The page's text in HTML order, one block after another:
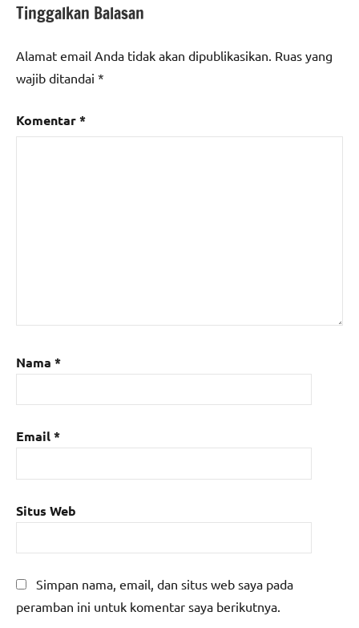
Tinggalkan Balasan
Alamat email Anda tidak akan dipublikasikan. Ruas yang
wajib ditandai *
Komentar*
Nama *
Email*
Situs Web
Simpan nama, email, dan situs web saya pada
peramban ini untuk komentar saya berikutnya.